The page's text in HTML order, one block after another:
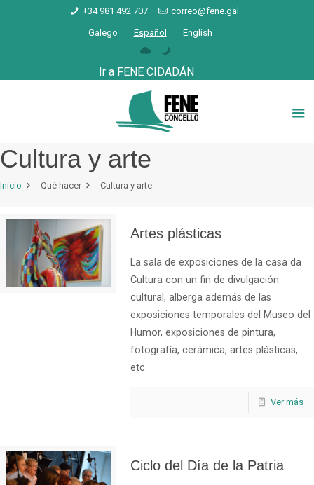
+34 981 492 707 correo@fene.gal
Galego Español English
Ir a FENE CIDADÁN
Cultura y arte
Inicio Qué hacer Cultura y arte
Artes plásticas
La sala de exposiciones de la casa da
Cultura con un fin de divulgación
cultural, alberga además de las
exposiciones temporales del Museo del
Humor, exposiciones de pintura,
fotografía, cerámica, artes plásticas,
etc.
Ver más
Ciclo del Día de la Patria